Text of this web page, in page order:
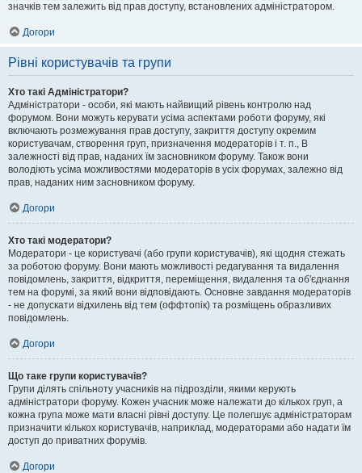
значків тем залежить від прав доступу, встановлених адміністратором.
Догори
Рівні користувачів та групи
Хто такі Адміністратори?
Адміністратори - особи, які мають найвищий рівень контролю над
форумом. Вони можуть керувати усіма аспектами роботи форуму, які
включають розмежування прав доступу, закриття доступу окремим
користувачам, створення груп, призначення модераторів і т. п., В
залежності від прав, наданих їм засновником форуму. Також вони
володіють усіма можливостями модераторів в усіх форумах, залежно від
прав, наданих ним засновником форуму.
Догори
Хто такі модератори?
Модератори - це користувачі (або групи користувачів), які щодня стежать
за роботою форуму. Вони мають можливості редагування та видалення
повідомлень, закриття, відкриття, переміщення, видалення та об'єднання
тем на форумі, за який вони відповідають. Основне завдання модераторів
- не допускати відхилень від тем (оффтопік) та розміщень образливих
повідомлень.
Догори
Що таке групи користувачів?
Групи ділять спільноту учасників на підрозділи, якими керують
адміністратори форуму. Кожен учасник може належати до кількох груп, а
кожна група може мати власні рівні доступу. Це полегшує адміністраторам
призначити кількох користувачів, наприклад, модераторами або надати їм
доступ до приватних форумів.
Догори